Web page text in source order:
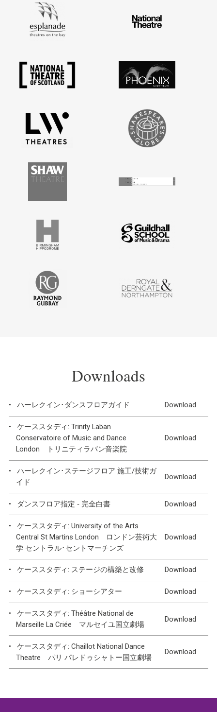
Downloads
ハーレクイン･ダンスフロアガイド Download
ケーススタディ: Trinity Laban
Conservatoire of Music and Dance
London トリニティラバン音楽院
Download
ハーレクイン･ステージフロア 施工/技術ガ
イド
Download
ダンスフロア指定 ‐ 完全白書 Download
ケーススタディ: University of the Arts
Central St Martins London ロンドン芸術大
学 セントラル･セントマーチンズ
Download
ケーススタディ: ステージの構築と改修 Download
ケーススタディ: ショーシアター Download
ケーススタディ: Théâtre National de
Marseille La Criée マルセイユ国立劇場
Download
ケーススタディ: Chaillot National Dance
Theatre パリ パレドゥシャトー国立劇場
Download